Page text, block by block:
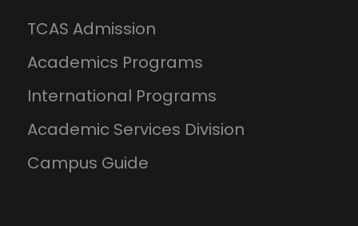
TCAS Admission
Academics Programs
International Programs
Academic Services Division
Campus Guide